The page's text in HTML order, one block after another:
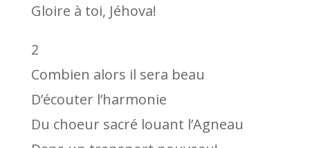
Gloire à toi, Jéhova!
2
Combien alors il sera beau
D’écouter l’harmonie
Du choeur sacré louant l’Agneau